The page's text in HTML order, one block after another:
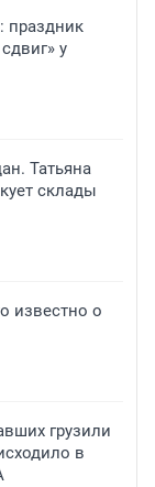
праздник
у
Татьяна
склады
известно о
грузили
в